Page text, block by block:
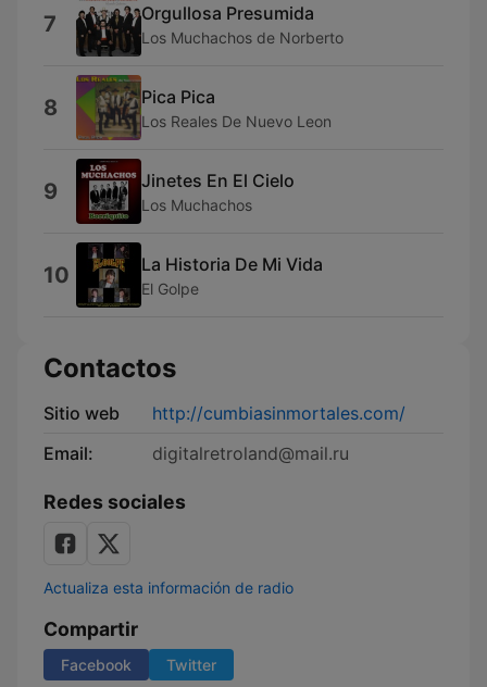
7 Orgullosa Presumida
Los Muchachos de Norberto
8 Pica Pica
Los Reales De Nuevo Leon
9 Jinetes En El Cielo
Los Muchachos
10 La Historia De Mi Vida
El Golpe
Contactos
Sitio web
http://cumbiasinmortales.com/
Email:
digitalretroland@mail.ru
Redes sociales
Actualiza esta información de radio
Compartir
Facebook Twitter